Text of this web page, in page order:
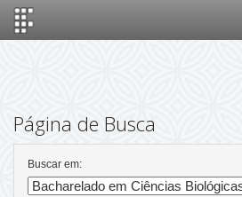
Página de Busca
Buscar em: